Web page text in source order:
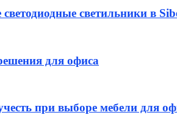
светодиодные светильники в
для офиса
при выборе мебели для